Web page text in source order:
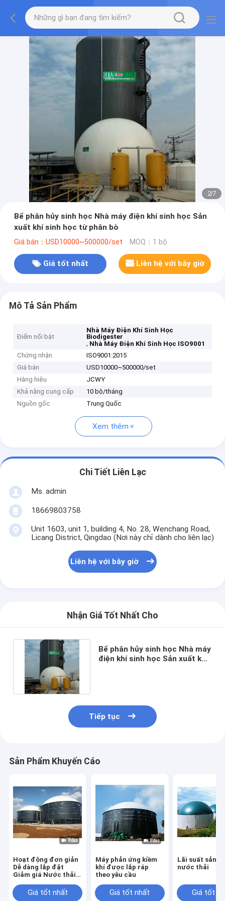
2/7
Bể phân hủy sinh học Nhà máy điện khí sinh học Sản
xuất khí sinh học từ phân bò
Giá bán：USD10000~500000/set MOQ：1 bộ
Giá tốt nhất Liên hệ với bây giờ
Mô Tả Sản Phẩm
Điểm nổi bật
Nhà Máy Điện Khí Sinh Học
Biodigester
, Nhà Máy Điện Khí Sinh Học ISO9001
Chứng nhận
ISO9001:2015
Giá bán
USD10000~500000/set
Hàng hiệu
JCWY
Khả năng cung cấp
10 bộ/tháng
Nguồn gốc
Trung Quốc
Xem thêm
Chi Tiết Liên Lạc
Ms. admin
18669803758
Unit 1603, unit 1, building 4, No. 28, Wenchang Road,
Licang District, Qingdao (Nơi này chỉ dành cho liên lạc)
Liên hệ với bây giờ
Nhận Giá Tốt Nhất Cho
Bể phân hủy sinh học Nhà máy
điện khí sinh học Sản xuất khí
Tiếp tục
Sản Phẩm Khuyến Cáo
Hoạt động đơn giản
Dễ dàng lắp đặt
Giảm giá Nước thải
Giá tốt nhất
Máy phản ứng kiềm
khí được lắp ráp
theo yêu cầu
Giá tốt nhất
Lãi suất sản
nước thải
Giá tốt